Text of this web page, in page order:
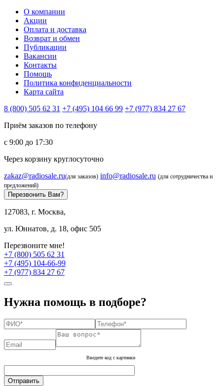
О компании
Акции
Оплата и доставка
Возврат и обмен
Публикации
Вакансии
Контакты
Помощь
Политика конфиденциальности
Карта сайта
8 (800) 505 62 31 +7 (495) 104 66 99 +7 (977) 834 27 67
Приём заказов по телефону
с 9:00 до 17:30
Через корзину круглосуточно
zakaz@radiosale.ru(для заказов) info@radiosale.ru (для сотрудничества и
предложений)
Перезвонить Вам?
127083, г. Москва,
ул. Юннатов, д. 18, офис 505
Перезвоните мне!
+7 (800) 505 62 31
+7 (495) 104-66-99
+7 (977) 834 27 67
Нужна помощь в подборе?
Введите код с картинки